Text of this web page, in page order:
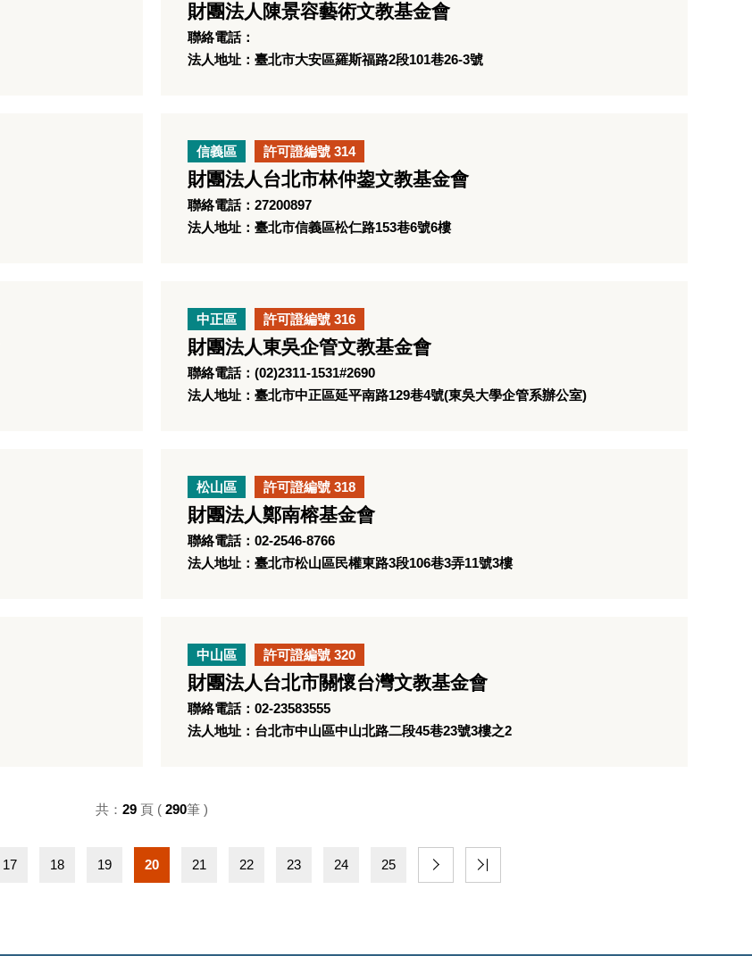
財團法人陳景容藝術文教基金會
聯絡電話：
法人地址：臺北市大安區羅斯福路2段101巷26-3號
信義區 許可證編號 314
財團法人台北市林仲鋆文教基金會
聯絡電話：27200897
法人地址：臺北市信義區松仁路153巷6號6樓
中正區 許可證編號 316
財團法人東吳企管文教基金會
聯絡電話：(02)2311-1531#2690
法人地址：臺北市中正區延平南路129巷4號(東吳大學企管系辦公室)
松山區 許可證編號 318
財團法人鄭南榕基金會
聯絡電話：02-2546-8766
法人地址：臺北市松山區民權東路3段106巷3弄11號3樓
中山區 許可證編號 320
財團法人台北市關懷台灣文教基金會
聯絡電話：02-23583555
法人地址：台北市中山區中山北路二段45巷23號3樓之2
17 18 19 20 21 22 23 24 25
共： 29 頁 ( 290筆 )